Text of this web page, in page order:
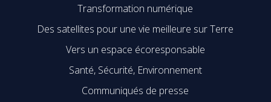
Transformation numérique
Des satellites pour une vie meilleure sur Terre
Vers un espace écoresponsable
Santé, Sécurité, Environnement
Communiqués de presse